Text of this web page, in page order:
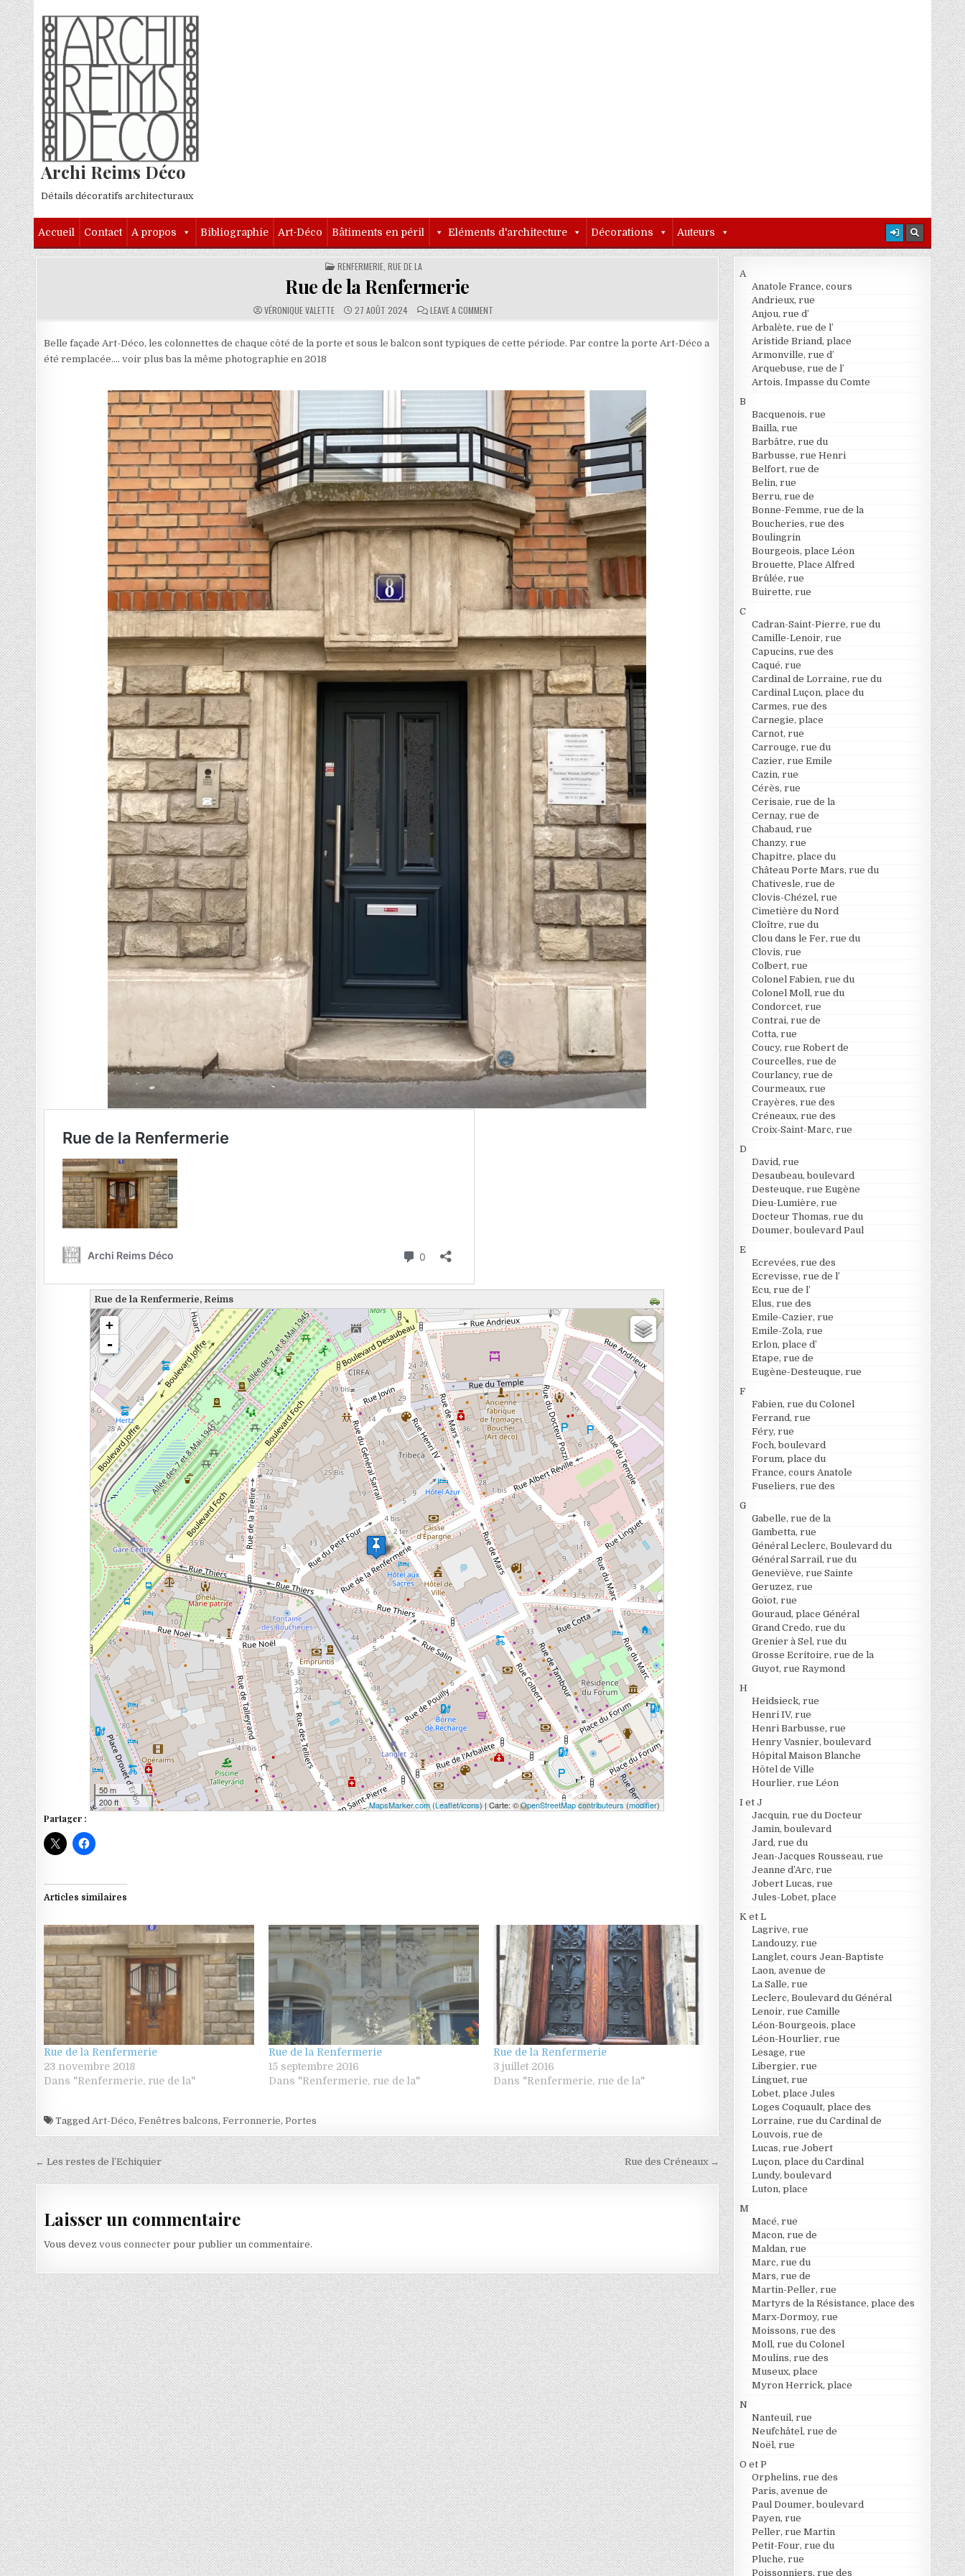
Skip to content
Archi Reims Déco
Détails décoratifs architecturaux
Accueil Contact A propos Bibliographie Art-Déco Bâtiments en péril Eléments d'architecture Décorations Auteurs
POSTED IN
RENFERMERIE, RUE DE LA
Rue de la Renfermerie
AUTHOR:
VÉRONIQUE VALETTE PUBLISHED DATE:
27 AOÛT 2024 COMMENTS:
LEAVE A COMMENT
Belle façade Art-Déco, les colonnettes de chaque côté de la porte et sous le balcon sont typiques de cette période. Par contre la porte Art-Déco a
été remplacée…. voir plus bas la même photographie en 2018
Rue de la Renfermerie, Reims
chargement de la carte - veuillez patienter...
+
-
50 m
200 ft
MapsMarker.com (Leaflet/icons) | Carte: ©OpenStreetMap contributeurs (modifier)
Partager :
Articles similaires
Rue de la Renfermerie
23 novembre 2018
Dans "Renfermerie, rue de la"
Rue de la Renfermerie
15 septembre 2016
Dans "Renfermerie, rue de la"
Rue de la Renfermerie
3 juillet 2016
Dans "Renfermerie, rue de la"
TaggedArt-Déco,Fenêtres balcons,Ferronnerie,Portes
Navigation de l’article Rue des Créneaux →
← Les restes de l’Echiquier
Laisser un commentaire
Vous devezvous connecter pour publier un commentaire.
A
Anatole France, cours
Andrieux, rue
Anjou, rue d’
Arbalète, rue de l’
Aristide Briand, place
Armonville, rue d’
Arquebuse, rue de l’
Artois, Impasse du Comte
B
Bacquenois, rue
Bailla, rue
Barbâtre, rue du
Barbusse, rue Henri
Belfort, rue de
Belin, rue
Berru, rue de
Bonne-Femme, rue de la
Boucheries, rue des
Boulingrin
Bourgeois, place Léon
Brouette, Place Alfred
Brûlée, rue
Buirette, rue
C
Cadran-Saint-Pierre, rue du
Camille-Lenoir, rue
Capucins, rue des
Caqué, rue
Cardinal de Lorraine, rue du
Cardinal Luçon, place du
Carmes, rue des
Carnegie, place
Carnot, rue
Carrouge, rue du
Cazier, rue Emile
Cazin, rue
Cérès, rue
Cerisaie, rue de la
Cernay, rue de
Chabaud, rue
Chanzy, rue
Chapitre, place du
Château Porte Mars, rue du
Chativesle, rue de
Clovis-Chézel, rue
Cimetière du Nord
Cloître, rue du
Clou dans le Fer, rue du
Clovis, rue
Colbert, rue
Colonel Fabien, rue du
Colonel Moll, rue du
Condorcet, rue
Contrai, rue de
Cotta, rue
Coucy, rue Robert de
Courcelles, rue de
Courlancy, rue de
Courmeaux, rue
Crayères, rue des
Créneaux, rue des
Croix-Saint-Marc, rue
D
David, rue
Desaubeau, boulevard
Desteuque, rue Eugène
Dieu-Lumière, rue
Docteur Thomas, rue du
Doumer, boulevard Paul
E
Ecrevées, rue des
Ecrevisse, rue de l’
Ecu, rue de l’
Elus, rue des
Emile-Cazier, rue
Emile-Zola, rue
Erlon, place d’
Etape, rue de
Eugène-Desteuque, rue
F
Fabien, rue du Colonel
Ferrand, rue
Féry, rue
Foch, boulevard
Forum, place du
France, cours Anatole
Fuseliers, rue des
G
Gabelle, rue de la
Gambetta, rue
Général Leclerc, Boulevard du
Général Sarrail, rue du
Geneviève, rue Sainte
Geruzez, rue
Goïot, rue
Gouraud, place Général
Grand Credo, rue du
Grenier à Sel, rue du
Grosse Ecritoire, rue de la
Guyot, rue Raymond
H
Heidsieck, rue
Henri IV, rue
Henri Barbusse, rue
Henry Vasnier, boulevard
Hôpital Maison Blanche
Hôtel de Ville
Hourlier, rue Léon
I et J
Jacquin, rue du Docteur
Jamin, boulevard
Jard, rue du
Jean-Jacques Rousseau, rue
Jeanne d’Arc, rue
Jobert Lucas, rue
Jules-Lobet, place
K et L
Lagrive, rue
Landouzy, rue
Langlet, cours Jean-Baptiste
Laon, avenue de
La Salle, rue
Leclerc, Boulevard du Général
Lenoir, rue Camille
Léon-Bourgeois, place
Léon-Hourlier, rue
Lesage, rue
Libergier, rue
Linguet, rue
Lobet, place Jules
Loges Coquault, place des
Lorraine, rue du Cardinal de
Louvois, rue de
Lucas, rue Jobert
Luçon, place du Cardinal
Lundy, boulevard
Luton, place
M
Macé, rue
Macon, rue de
Maldan, rue
Marc, rue du
Mars, rue de
Martin-Peller, rue
Martyrs de la Résistance, place des
Marx-Dormoy, rue
Moissons, rue des
Moll, rue du Colonel
Moulins, rue des
Museux, place
Myron Herrick, place
N
Nanteuil, rue
Neufchâtel, rue de
Noël, rue
O et P
Orphelins, rue des
Paris, avenue de
Paul Doumer, boulevard
Payen, rue
Peller, rue Martin
Petit-Four, rue du
Pluche, rue
Poissonniers, rue des